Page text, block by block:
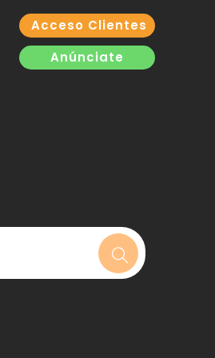
Acceso Clientes
Anúnciate